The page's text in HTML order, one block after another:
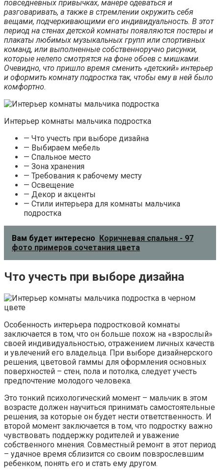
повседневных привычках, манере одеваться и
разговаривать, а также в стремлении окружить себя
вещами, подчеркивающими его индивидуальность. В этот
период на стенах детской комнаты появляются постеры и
плакаты любимых музыкальных групп или спортивных
команд, или выполненные собственноручно рисунки,
которые нелепо смотрятся на фоне обоев с мишками.
Очевидно, что пришло время сменить «детский» интерьер
и оформить комнату подростка так, чтобы ему в ней было
комфортно.
Интерьер комнаты мальчика подростка
— Что учесть при выборе дизайна
— Выбираем мебель
— Спальное место
— Зона хранения
— Требования к рабочему месту
— Освещение
— Декор и акценты
— Стили интерьера для комнаты мальчика
подростка
Вам будет интересно
Коричневая спальня - 97
фото примеров сочетания цвета
Что учесть при выборе дизайна
Особенность интерьера подростковой комнаты
заключается в том, что он больше похож на «взрослый»
своей индивидуальностью, отражением личных качеств
и увлечений его владельца. При выборе дизайнерского
решения, цветовой гаммы для оформления основных
поверхностей – стен, пола и потолка, следует учесть
предпочтение молодого человека.
Это тонкий психологический момент – мальчик в этом
возрасте должен научиться принимать самостоятельные
решения, за которые он будет нести ответственность. И
второй момент заключается в том, что подростку важно
чувствовать поддержку родителей и уважение
собственного мнения. Совместный ремонт в этот период
– удачное время сблизится со своим повзрослевшим
ребенком, понять его и стать ему другом.